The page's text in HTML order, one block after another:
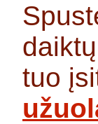
tuo